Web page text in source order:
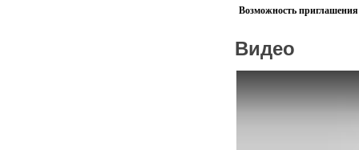
Возможность приглашения
Видео